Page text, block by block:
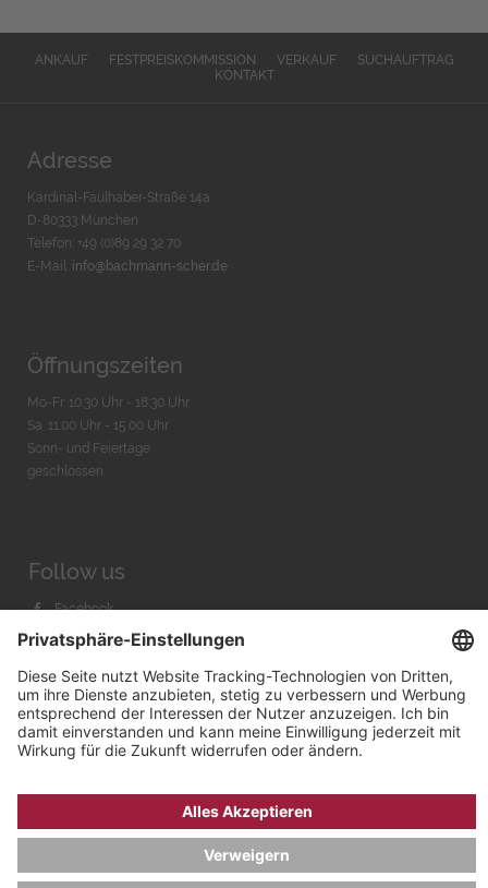
ANKAUF FESTPREISKOMMISSION VERKAUF
SUCHAUFTRAG
KONTAKT
Adresse
Kardinal-Faulhaber-Straße 14a
D-80333 München
Telefon: +49 (0)89 29 32 70
E-Mail: info@bachmann-scher.de
Öffnungszeiten
Mo-Fr. 10:30 Uhr - 18:30 Uhr
Sa. 11:00 Uhr - 15.00 Uhr
Sonn- und Feiertage
geschlossen
Follow us
Facebook
Instagram
Youtube
Bachmann & Scher GmbH / Watchandco GmbH
DATENSCHUTZ IMPRESSUM
VERSANDKOSTEN